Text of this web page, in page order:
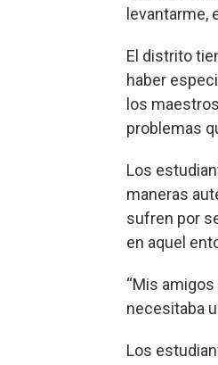
levantarme,
El distrito
haber
los
problemas
Los
maneras
sufren por
en aquel
“Mis
necesitaba
Los